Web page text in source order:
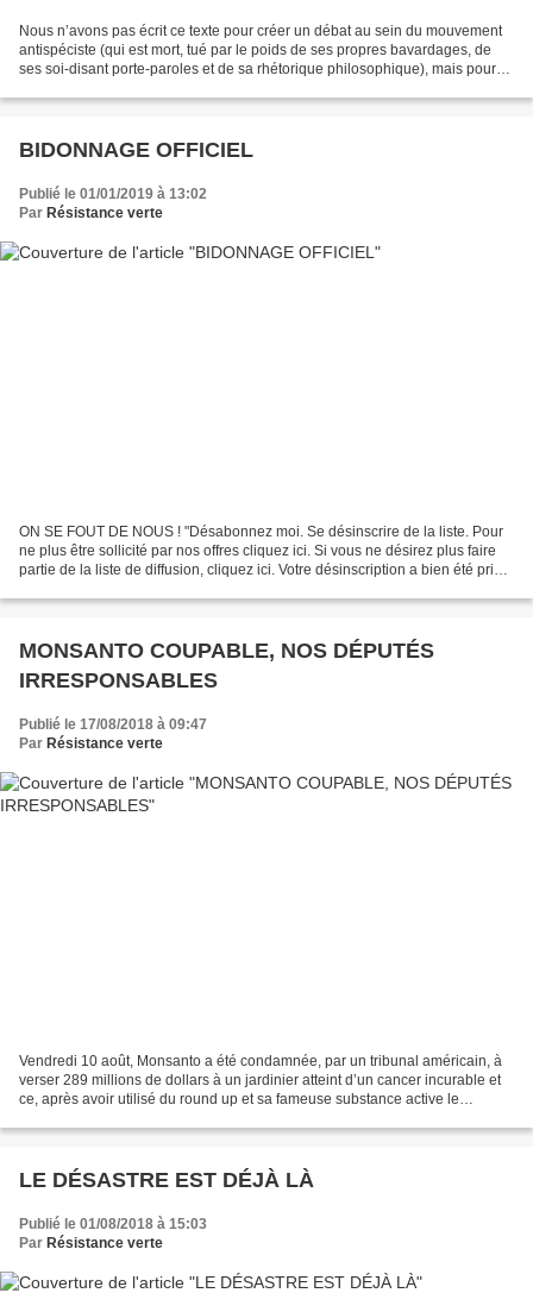
Nous n’avons pas écrit ce texte pour créer un débat au sein du mouvement
antispéciste (qui est mort, tué par le poids de ses propres bavardages, de
ses soi-disant porte-paroles et de sa rhétorique philosophique), mais pour
BIDONNAGE OFFICIEL
Publié le 01/01/2019 à 13:02
Par Résistance verte
ON SE FOUT DE NOUS ! "Désabonnez moi. Se désinscrire de la liste. Pour
ne plus être sollicité par nos offres cliquez ici. Si vous ne désirez plus faire
partie de la liste de diffusion, cliquez ici. Votre désinscription a bien été prise
MONSANTO COUPABLE, NOS DÉPUTÉS
IRRESPONSABLES
Publié le 17/08/2018 à 09:47
Par Résistance verte
Vendredi 10 août, Monsanto a été condamnée, par un tribunal américain, à
verser 289 millions de dollars à un jardinier atteint d’un cancer incurable et
ce, après avoir utilisé du round up et sa fameuse substance active le
LE DÉSASTRE EST DÉJÀ LÀ
Publié le 01/08/2018 à 15:03
Par Résistance verte